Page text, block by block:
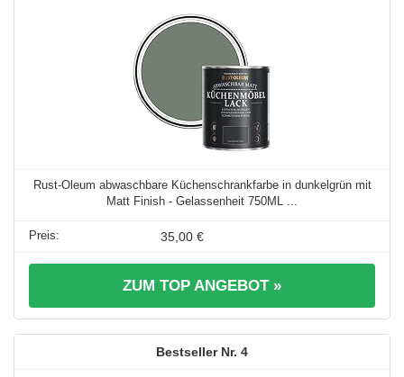
Rust-Oleum abwaschbare Küchenschrankfarbe in dunkelgrün mit
Matt Finish - Gelassenheit 750ML ...
35,00 €
ZUM TOP ANGEBOT »
4